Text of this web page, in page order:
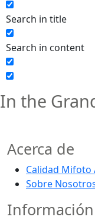
Search in title
Search in content
In the
Acerca de
Calidad Mifoto
Sobre
Información